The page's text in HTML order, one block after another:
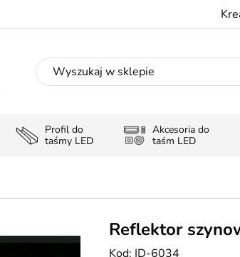
Profil do
taśmy LED
Akcesoria do
taśm LED
Reflektor
ID-6034